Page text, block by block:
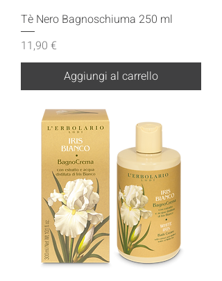
Tè Nero Bagnoschiuma 250 ml
Prezzo
11,90 €
Aggiungi al carrello